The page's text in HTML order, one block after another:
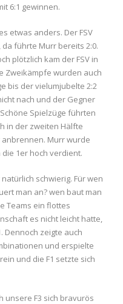
6:1 gewinnen.
etwas anders. Der FSV
führte Murr bereits 2:0.
plötzlich kam der FSV in
Zweikämpfe wurden auch
bis der vielumjubelte 2:2
nach und der Gegner
Spielzüge führten
in der zweiten Hälfte
Murr wurde
1er hoch verdient.
schwierig. Für wen
man an? wen baut man
Teams ein flottes
es nicht leicht hatte,
Dennoch zeigte auch
und erspielte
und die F1 setzte sich
unsere F3 sich bravurös